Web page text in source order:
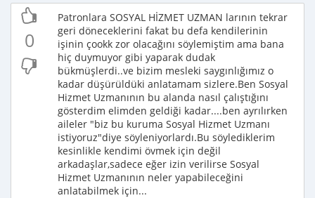
0
Patronlara SOSYAL HİZMET UZMAN larının tekrar
geri döneceklerini fakat bu defa kendilerinin
işinin çookk zor olacağını söylemiştim ama bana
hiç duymuyor gibi yaparak dudak
bükmüşlerdi..ve bizim mesleki saygınlığımız o
kadar düşürüldüki anlatamam sizlere.Ben Sosyal
Hizmet Uzmanının bu alanda nasıl çalıştığını
gösterdim elimden geldiği kadar....ben ayrılırken
aileler "biz bu kuruma Sosyal Hizmet Uzmanı
istiyoruz"diye söyleniyorlardı.Bu söylediklerim
kesinlikle kendimi övmek için değil
arkadaşlar,sadece eğer izin verilirse Sosyal
Hizmet Uzmanının neler yapabileceğini
anlatabilmek için...